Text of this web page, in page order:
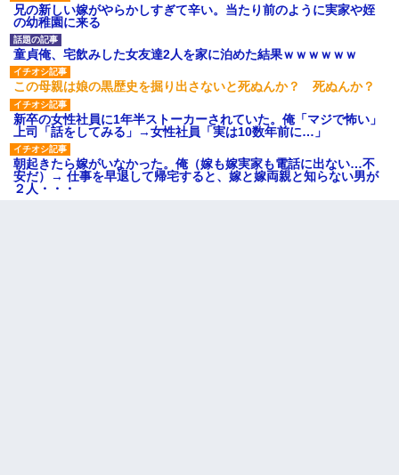
兄の新しい嫁がやらかしすぎて辛い。当たり前のように実家や姪
の幼稚園に来る
童貞俺、宅飲みした女友達2人を家に泊めた結果ｗｗｗｗｗｗ
この母親は娘の黒歴史を掘り出さないと死ぬんか？ 死ぬんか？
新卒の女性社員に1年半ストーカーされていた。俺「マジで怖い」
上司「話をしてみる」→女性社員「実は10数年前に…」
朝起きたら嫁がいなかった。俺（嫁も嫁実家も電話に出ない…不
安だ）→ 仕事を早退して帰宅すると、嫁と嫁両親と知らない男が
２人・・・